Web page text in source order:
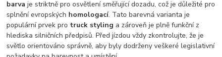
barva je striktně pro osvětlení směřující dozadu, což je důležité pro
splnění evropských homologací. Tato barevná varianta je
populární prvek pro truck styling a zároveň je plně funkční z
hlediska silničních předpisů. Před jízdou vždy zkontrolujte, že je
světlo orientováno správně, aby byly dodrženy veškeré legislativní